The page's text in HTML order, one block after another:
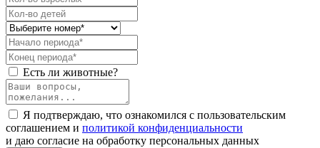
Есть ли животные?
Я подтверждаю, что ознакомился с пользовательским
соглашением и политикой конфиденциальности
и даю согласие на обработку персональных данных